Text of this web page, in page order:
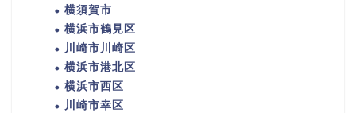
横須賀市
横浜市鶴見区
川崎市川崎区
横浜市港北区
横浜市西区
川崎市幸区